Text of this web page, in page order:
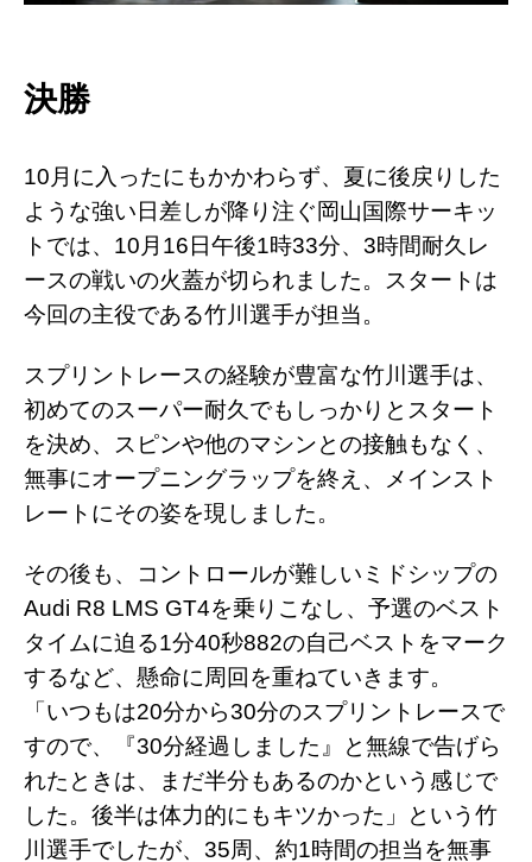
決勝
10月に入ったにもかかわらず、夏に後戻りした
ような強い日差しが降り注ぐ岡山国際サーキッ
トでは、10月16日午後1時33分、3時間耐久レ
ースの戦いの火蓋が切られました。スタートは
今回の主役である竹川選手が担当。
スプリントレースの経験が豊富な竹川選手は、
初めてのスーパー耐久でもしっかりとスタート
を決め、スピンや他のマシンとの接触もなく、
無事にオープニングラップを終え、メインスト
レートにその姿を現しました。
その後も、コントロールが難しいミドシップの
Audi R8 LMS GT4を乗りこなし、予選のベスト
タイムに迫る1分40秒882の自己ベストをマーク
するなど、懸命に周回を重ねていきます。
「いつもは20分から30分のスプリントレースで
すので、『30分経過しました』と無線で告げら
れたときは、まだ半分もあるのかという感じで
した。後半は体力的にもキツかった」という竹
川選手でしたが、35周、約1時間の担当を無事